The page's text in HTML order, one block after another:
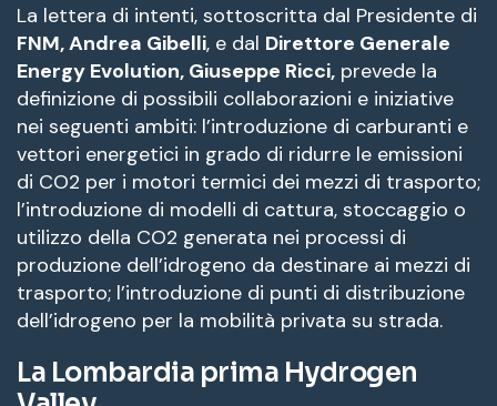
La lettera di intenti, sottoscritta dal Presidente di
FNM, Andrea Gibelli, e dal Direttore Generale
Energy Evolution, Giuseppe Ricci, prevede la
definizione di possibili collaborazioni e iniziative
nei seguenti ambiti: l’introduzione di carburanti e
vettori energetici in grado di ridurre le emissioni
di CO2 per i motori termici dei mezzi di trasporto;
l’introduzione di modelli di cattura, stoccaggio o
utilizzo della CO2 generata nei processi di
produzione dell’idrogeno da destinare ai mezzi di
trasporto; l’introduzione di punti di distribuzione
dell’idrogeno per la mobilità privata su strada.
La Lombardia prima Hydrogen